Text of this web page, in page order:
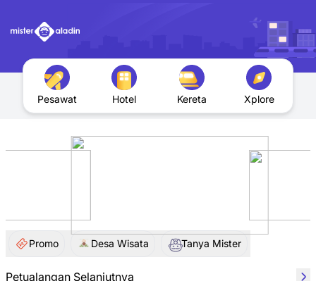
Pesawat Hotel Kereta Xplore
Promo Desa Wisata Tanya Mister
Petualangan Selanjutnya